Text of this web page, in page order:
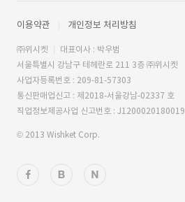
이용약관 개인정보 처리방침
㈜위시켓
대표이사 : 박우범
서울특별시 강남구 테헤란로 211 3층 ㈜위시켓
사업자등록번호 : 209-81-57303
통신판매업신고 : 제2018-서울강남-02337 호
직업정보제공사업 신고번호 : J1200020180019
© 2013 Wishket Corp.